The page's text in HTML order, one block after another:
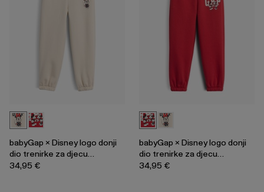
babyGap × Disney logo donji
dio trenirke za djecu
djevojčice
34,95 €
babyGap × Disney logo donji
dio trenirke za djecu
djevojčice
34,95 €